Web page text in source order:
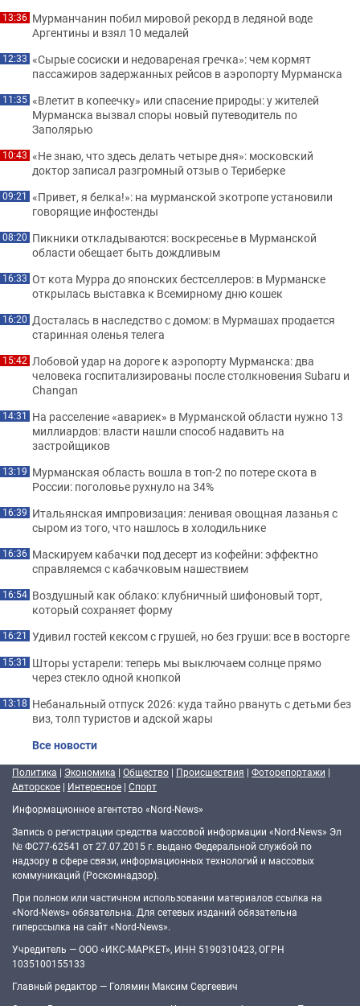
13:36 Мурманчанин побил мировой рекорд в ледяной воде
Аргентины и взял 10 медалей
12:33 «Сырые сосиски и недовареная гречка»: чем кормят
пассажиров задержанных рейсов в аэропорту Мурманска
11:35 «Влетит в копеечку» или спасение природы: у жителей
Мурманска вызвал споры новый путеводитель по
Заполярью
10:43 «Не знаю, что здесь делать четыре дня»: московский
доктор записал разгромный отзыв о Териберке
09:21 «Привет, я белка!»: на мурманской экотропе установили
говорящие инфостенды
08:20 Пикники откладываются: воскресенье в Мурманской
области обещает быть дождливым
16:33 От кота Мурра до японских бестселлеров: в Мурманске
открылась выставка к Всемирному дню кошек
16:20 Досталась в наследство с домом: в Мурмашах продается
старинная оленья телега
15:42 Лобовой удар на дороге к аэропорту Мурманска: два
человека госпитализированы после столкновения Subaru и
Changan
14:31 На расселение «авариек» в Мурманской области нужно 13
миллиардов: власти нашли способ надавить на
застройщиков
13:19 Мурманская область вошла в топ-2 по потере скота в
России: поголовье рухнуло на 34%
16:39 Итальянская импровизация: ленивая овощная лазанья с
сыром из того, что нашлось в холодильнике
16:36 Маскируем кабачки под десерт из кофейни: эффектно
справляемся с кабачковым нашествием
16:54 Воздушный как облако: клубничный шифоновый торт,
который сохраняет форму
16:21 Удивил гостей кексом с грушей, но без груши: все в восторге
15:31 Шторы устарели: теперь мы выключаем солнце прямо
через стекло одной кнопкой
13:18 Небанальный отпуск 2026: куда тайно рвануть с детьми без
виз, толп туристов и адской жары
Все новости
Политика | Экономика | Общество | Происшествия | Фоторепортажи |
Авторское | Интересное | Спорт
Информационное агентство «Nord-News»
Запись о регистрации средства массовой информации «Nord-News» Эл
№ ФС77-62541 от 27.07.2015 г. выдано Федеральной службой по
надзору в сфере связи, информационных технологий и массовых
коммуникаций (Роскомнадзор).
При полном или частичном использовании материалов ссылка на
«Nord-News» обязательна. Для сетевых изданий обязательна
гиперссылка на сайт «Nord-News».
Учредитель — ООО «ИКС-МАРКЕТ», ИНН 5190310423, ОГРН
1035100155133
Главный редактор — Голямин Максим Сергеевич